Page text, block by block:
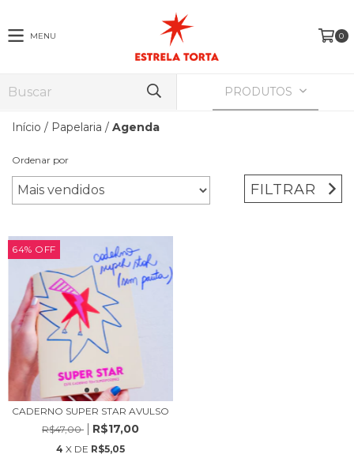
MENU 0
PRODUTOS
Início / Papelaria / Agenda
Ordenar por
FILTRAR
64% OFF
CADERNO SUPER STAR AVULSO
R$47,00
R$17,00
4 X DE R$5,05